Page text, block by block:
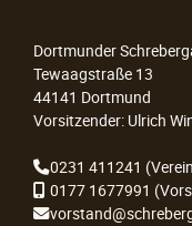
Dortmunder
Tewaagstraße 13
44141 Dortmund
Vorsitzender: Ulrich
0231 411241
0177 1677991